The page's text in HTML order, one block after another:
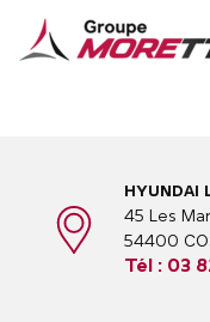
HYUNDAI
45 Les
54400
Tél : 03